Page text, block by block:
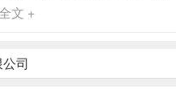
，释放各种不同的作战技能招
文 +
司